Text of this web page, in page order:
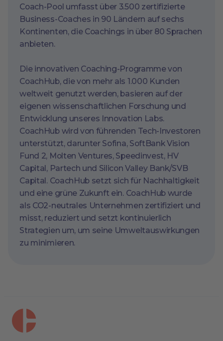
Coach-Pool umfasst über 3.500 zertifizierte
Business-Coaches in 90 Ländern auf sechs
Kontinenten, die Coachings in über 80 Sprachen
anbieten.
Die innovativen Coaching-Programme von
CoachHub, die von mehr als 1.000 Kunden
weltweit genutzt werden, basieren auf der
eigenen wissenschaftlichen Forschung und
Entwicklung unseres Innovation Labs.
CoachHub wird von führenden Tech-Investoren
unterstützt, darunter Sofina, SoftBank Vision
Fund 2, Molten Ventures, Speedinvest, HV
Capital, Partech und Silicon Valley Bank/SVB
Capital. CoachHub setzt sich für Nachhaltigkeit
und eine grüne Zukunft ein. CoachHub wurde
als CO2-neutrales Unternehmen zertifiziert und
misst, reduziert und setzt kontinuierlich
Strategien um, um seine Umweltauswirkungen
zu minimieren.